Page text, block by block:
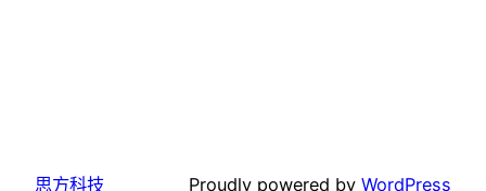
思方科技 Proudly powered by WordPress